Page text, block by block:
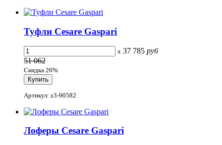
Туфли Cesare Gaspari
x 37 785 руб
51 062
Скидка 26%
Артикул: z3-90582
Лоферы Cesare Gaspari